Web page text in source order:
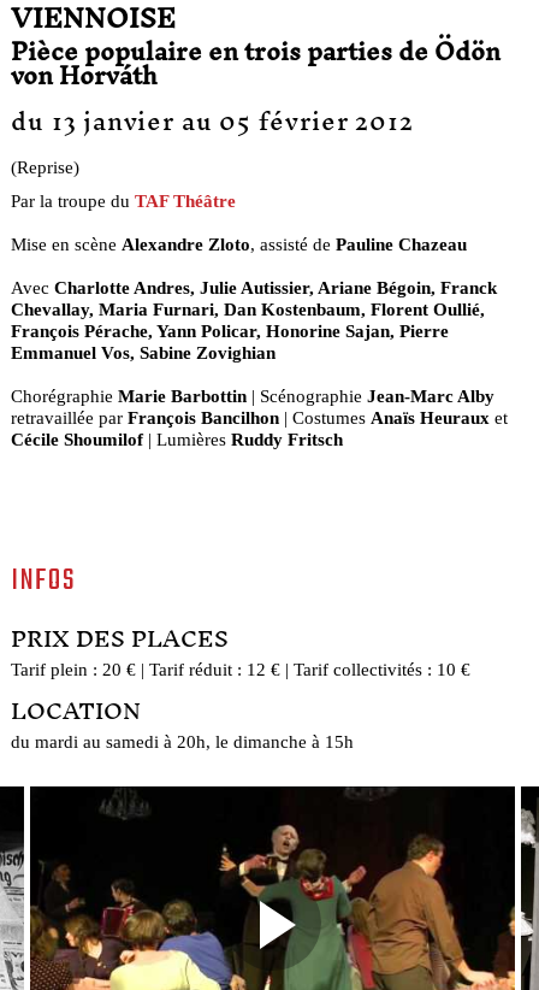
VIENNOISE
Pièce populaire en trois parties de Ödön
von Horváth
du 13 janvier au 05 février 2012
(Reprise)
Par la troupe du TAF Théâtre
Mise en scène Alexandre Zloto, assisté de Pauline Chazeau
Avec Charlotte Andres, Julie Autissier, Ariane Bégoin, Franck
Chevallay, Maria Furnari, Dan Kostenbaum, Florent Oullié,
François Pérache, Yann Policar, Honorine Sajan, Pierre
Emmanuel Vos, Sabine Zovighian
Chorégraphie Marie Barbottin| Scénographie Jean-Marc Alby
retravaillée par François Bancilhon| Costumes Anaïs Heuraux et
Cécile Shoumilof| Lumières Ruddy Fritsch
INFOS
PRIX DES PLACES
Tarif plein : 20 € | Tarif réduit : 12 € | Tarif collectivités : 10 €
LOCATION
du mardi au samedi à 20h, le dimanche à 15h